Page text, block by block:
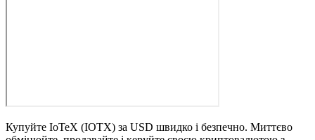
Купуйте IoTeX (IOTX) за USD швидко і безпечно. Миттєво